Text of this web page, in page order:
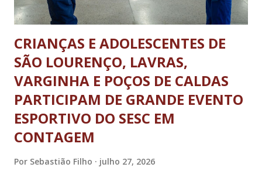
CRIANÇAS E ADOLESCENTES DE
SÃO LOURENÇO, LAVRAS,
VARGINHA E POÇOS DE CALDAS
PARTICIPAM DE GRANDE EVENTO
ESPORTIVO DO SESC EM
CONTAGEM
Por Sebastião Filho julho 27, 2026